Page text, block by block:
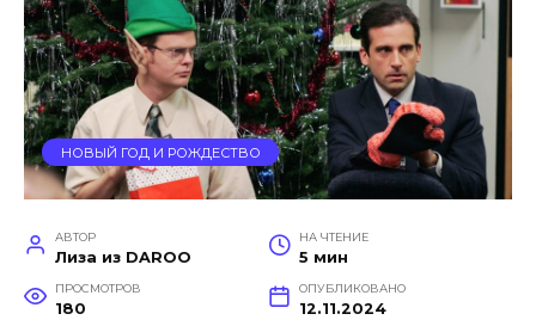
НОВЫЙ ГОД И РОЖДЕСТВО
АВТОР
Лиза из DAROO
НА ЧТЕНИЕ
5 мин
ПРОСМОТРОВ
180
ОПУБЛИКОВАНО
12.11.2024